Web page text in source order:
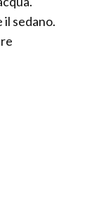
sedano.